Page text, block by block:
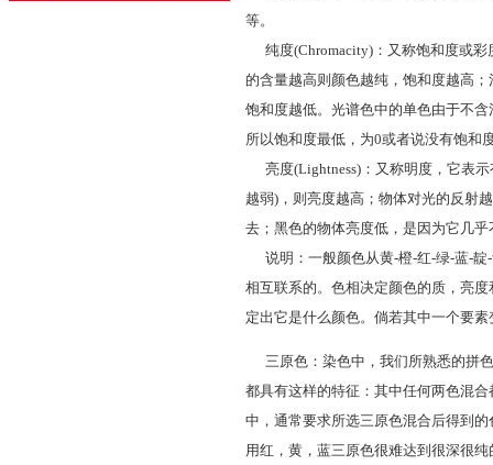
等。
纯度(Chromacity)：又称饱和度或彩
的含量越高则颜色越纯，饱和度越高
饱和度越低。光谱色中的单色由于不
所以饱和度最低，为0或者说没有饱和
亮度(Lightness)：又称明度，它表示
越弱)，则亮度越高；物体对光的反射
去；黑色的物体亮度低，是因为它几
说明：一般颜色从黄-橙-红-绿-蓝-靛
相互联系的。色相决定颜色的质，亮
定出它是什么颜色。倘若其中一个要
三原色：染色中，我们所熟悉的拼
都具有这样的特征：其中任何两色混
中，通常要求所选三原色混合后得到
用红，黄，蓝三原色很难达到很深很